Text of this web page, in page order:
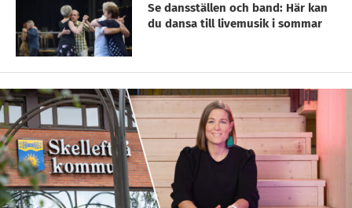
Se dansställen och band: Här kan
du dansa till livemusik i sommar